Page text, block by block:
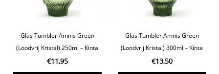
Glas Tumbler Amnis Green
(Loodvrij Kristal) 250ml – Kinta
€11,95
Glas Tumbler Amnis Green
(Loodvrij Kristal) 300ml – Kinta
€13,50